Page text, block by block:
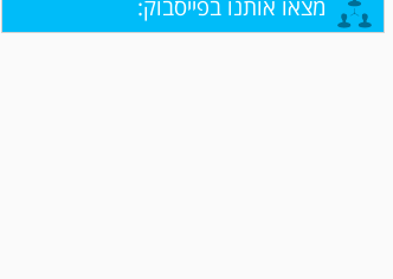
מצאו אותנו בפייסבוק: